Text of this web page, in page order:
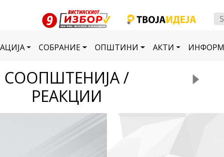
СОБРАНИЕ ОПШТИНИ АКТИ
СООПШТЕНИЈА /
РЕАКЦИИ